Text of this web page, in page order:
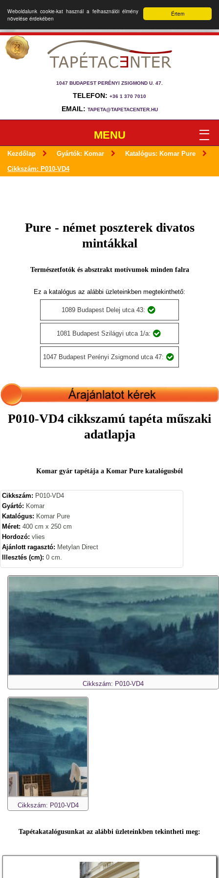
Értem
Weboldalunk cookie-kat használ a felhasználói élmény
növelése érdekében
1047 BUDAPEST PERÉNYI ZSIGMOND U. 47.
TELEFON: +36 1 370 7010
EMAIL: TAPETA@TAPETACENTER.HU
MENU
Kezdőlap Gyártók: Komar Katalógus: Komar Pure
Cikkszám: P010-VD4
Pure - német poszterek divatos
mintákkal
Természetfotók és absztrakt motívumok minden falra
Ez a katalógus az alábbi üzleteinkben megtekinthető:
1089 Budapest Delej utca 43:
1081 Budapest Szilágyi utca 1/a:
1047 Budapest Perényi Zsigmond utca 47:
P010-VD4 cikkszamú tapéta műszaki
adatlapja
Komar gyár tapétája a Komar Pure katalógusból
Cikkszám: P010-VD4
Gyártó: Komar
Katalógus: Komar Pure
Méret: 400 cm x 250 cm
Hordozó: vlies
Ajánlott ragasztó: Metylan Direct
Illesztés (cm): 0 cm.
Cikkszám: P010-VD4
Cikkszám: P010-VD4
Tapétakatalógusunkat az alábbi üzleteinkben tekintheti meg: